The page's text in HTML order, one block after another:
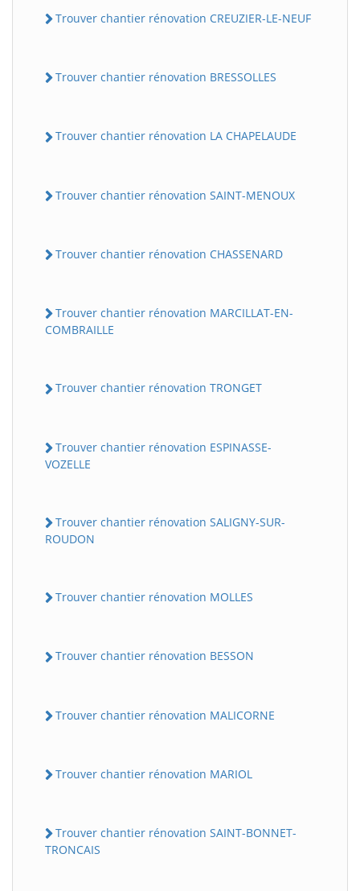
Trouver chantier rénovation CREUZIER-LE-NEUF
Trouver chantier rénovation BRESSOLLES
Trouver chantier rénovation LA CHAPELAUDE
Trouver chantier rénovation SAINT-MENOUX
Trouver chantier rénovation CHASSENARD
Trouver chantier rénovation MARCILLAT-EN-
COMBRAILLE
Trouver chantier rénovation TRONGET
Trouver chantier rénovation ESPINASSE-
VOZELLE
Trouver chantier rénovation SALIGNY-SUR-
ROUDON
Trouver chantier rénovation MOLLES
Trouver chantier rénovation BESSON
Trouver chantier rénovation MALICORNE
Trouver chantier rénovation MARIOL
Trouver chantier rénovation SAINT-BONNET-
TRONCAIS